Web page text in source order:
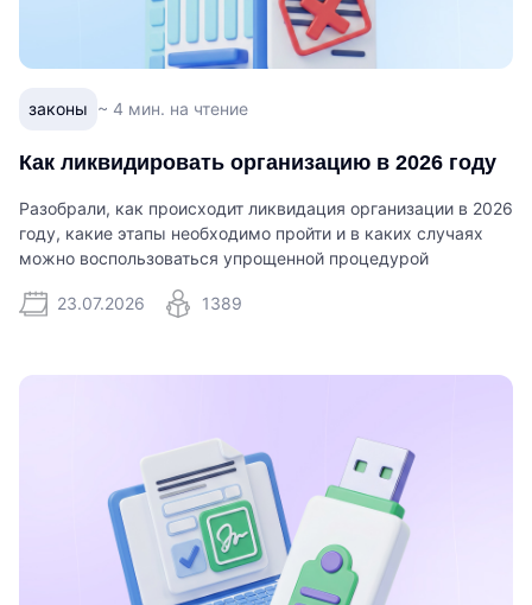
законы ~ 4 мин. на чтение
Как ликвидировать организацию в 2026 году
Разобрали, как происходит ликвидация организации в 2026
году, какие этапы необходимо пройти и в каких случаях
можно воспользоваться упрощенной процедурой
23.07.2026 1389